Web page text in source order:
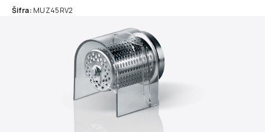
Šifra: MUZ45RV2